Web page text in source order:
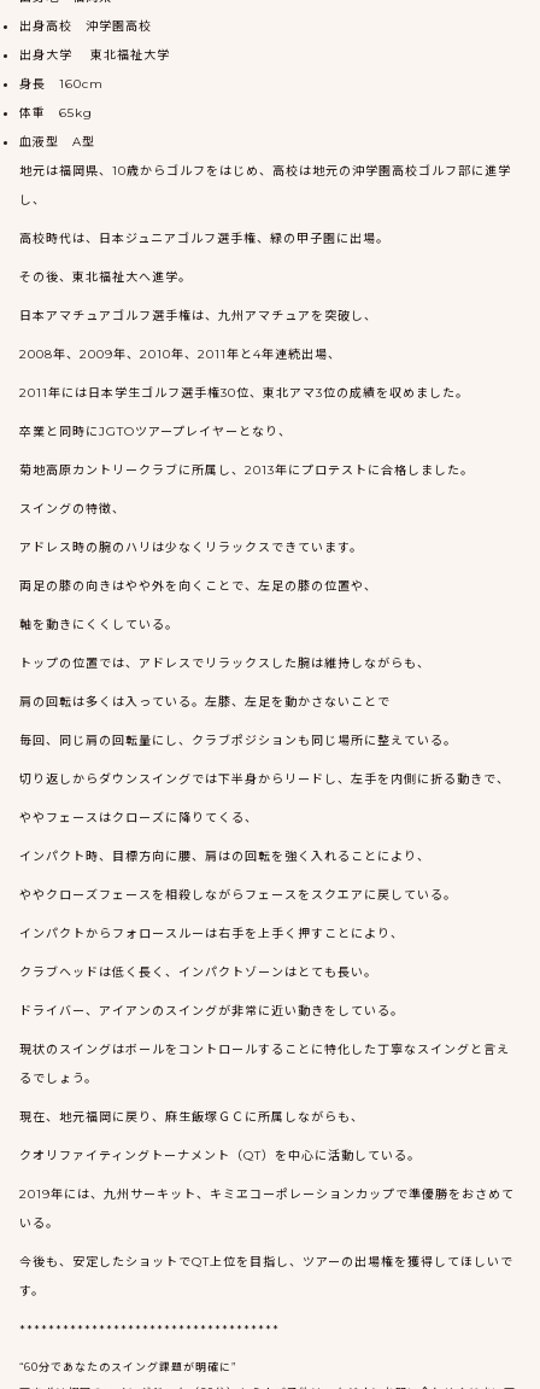
出身高校 沖学園高校
出身大学 東北福祉大学
身長 160cm
体重 65kg
血液型 A型
地元は福岡県、10歳からゴルフをはじめ、高校は地元の沖学園高校ゴルフ部に進学
し、
高校時代は、日本ジュニアゴルフ選手権、緑の甲子園に出場。
その後、東北福祉大へ進学。
日本アマチュアゴルフ選手権は、九州アマチュアを突破し、
2008年、2009年、2010年、2011年と4年連続出場、
2011年には日本学生ゴルフ選手権30位、東北アマ3位の成績を収めました。
卒業と同時にJGTOツアープレイヤーとなり、
菊地高原カントリークラブに所属し、2013年にプロテストに合格しました。
スイングの特徴、
アドレス時の腕のハリは少なくリラックスできています。
両足の膝の向きはやや外を向くことで、左足の膝の位置や、
軸を動きにくくしている。
トップの位置では、アドレスでリラックスした腕は維持しながらも、
肩の回転は多くは入っている。左膝、左足を動かさないことで
毎回、同じ肩の回転量にし、クラブポジションも同じ場所に整えている。
切り返しからダウンスイングでは下半身からリードし、左手を内側に折る動きで、
ややフェースはクローズに降りてくる、
インパクト時、目標方向に腰、肩はの回転を強く入れることにより、
ややクローズフェースを相殺しながらフェースをスクエアに戻している。
インパクトからフォロースルーは右手を上手く押すことにより、
クラブヘッドは低く長く、インパクトゾーンはとても長い。
ドライバー、アイアンのスイングが非常に近い動きをしている。
現状のスイングはボールをコントロールすることに特化した丁寧なスイングと言え
るでしょう。
現在、地元福岡に戻り、麻生飯塚ＧＣに所属しながらも、
クオリファイティングトーナメント（QT）を中心に活動している。
2019年には、九州サーキット、キミヱコーポレーションカップで準優勝をおさめて
いる。
今後も、安定したショットでQT上位を目指し、ツアーの出場権を獲得してほしいで
す。
************************************
“60分であなたのスイング課題が明確に”